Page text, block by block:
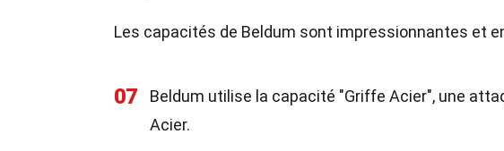
Les capacités de Beldum sont impressionnantes et
07
Beldum utilise la capacité "Griffe Acier", une
Acier.